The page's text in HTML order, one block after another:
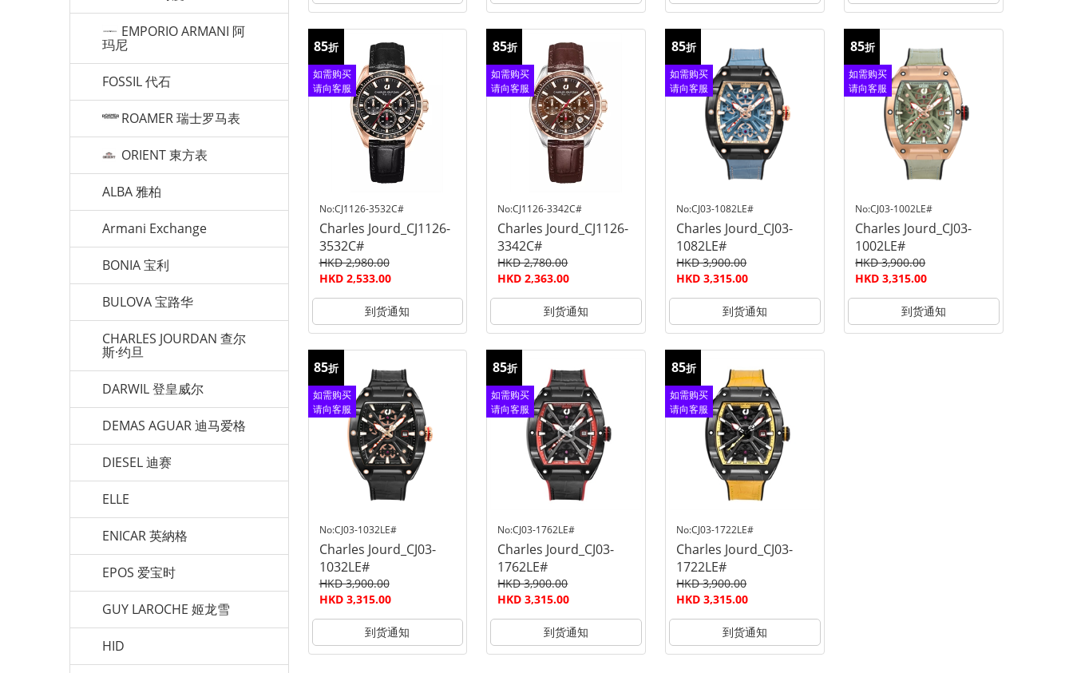
EMPORIO ARMANI 阿
玛尼
FOSSIL 代石
ROAMER 瑞士罗马表
ORIENT 東方表
ALBA 雅柏
Armani Exchange
BONIA 宝利
BULOVA 宝路华
CHARLES JOURDAN 查尔
斯·约旦
DARWIL 登皇威尔
DEMAS AGUAR 迪马爱格
DIESEL 迪赛
ELLE
ENICAR 英納格
EPOS 爱宝时
GUY LAROCHE 姬龙雪
HID
85折
如需购买
请向客服
No:CJ1126-3532C#
Charles Jourd_CJ1126-
3532C#
HKD 2,980.00
HKD 2,533.00
到货通知
85折
如需购买
请向客服
No:CJ03-1032LE#
Charles Jourd_CJ03-
1032LE#
HKD 3,900.00
HKD 3,315.00
到货通知
85折
如需购买
请向客服
No:CJ1126-3342C#
Charles Jourd_CJ1126-
3342C#
HKD 2,780.00
HKD 2,363.00
到货通知
85折
如需购买
请向客服
No:CJ03-1762LE#
Charles Jourd_CJ03-
1762LE#
HKD 3,900.00
HKD 3,315.00
到货通知
85折
如需购买
请向客服
No:CJ03-1082LE#
Charles Jourd_CJ03-
1082LE#
HKD 3,900.00
HKD 3,315.00
到货通知
85折
如需购买
请向客服
No:CJ03-1722LE#
Charles Jourd_CJ03-
1722LE#
HKD 3,900.00
HKD 3,315.00
到货通知
85折
如需购买
请向客服
No:CJ03-1002LE#
Charles Jourd_CJ03-
1002LE#
HKD 3,900.00
HKD 3,315.00
到货通知